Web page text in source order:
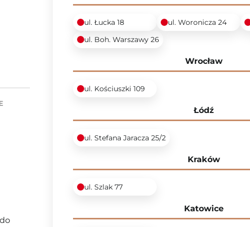
ul. Łucka 18 ul. Woronicza 24
ul. Boh. Warszawy 26
Wrocław
ul. Kościuszki 109
Łódź
ul. Stefana Jaracza 25/2
Kraków
ul. Szlak 77
Katowice